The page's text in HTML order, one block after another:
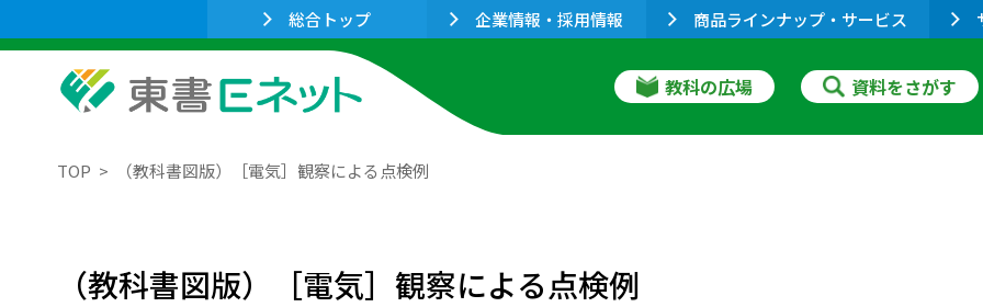
総合トップ 企業情報・採用情報 商品ラインナップ・サービス
教科の広場 資料をさがす
TOP （教科書図版）［電気］観察による点検例
（教科書図版）［電気］観察による点検例